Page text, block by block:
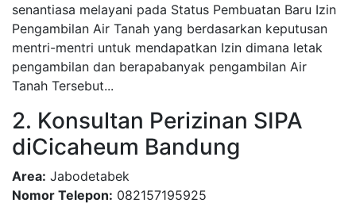
senantiasa melayani pada Status Pembuatan Baru Izin
Pengambilan Air Tanah yang berdasarkan keputusan
mentri-mentri untuk mendapatkan Izin dimana letak
pengambilan dan berapabanyak pengambilan Air
Tanah Tersebut...
2. Konsultan Perizinan SIPA
diCicaheum Bandung
Area: Jabodetabek
Nomor Telepon: 082157195925